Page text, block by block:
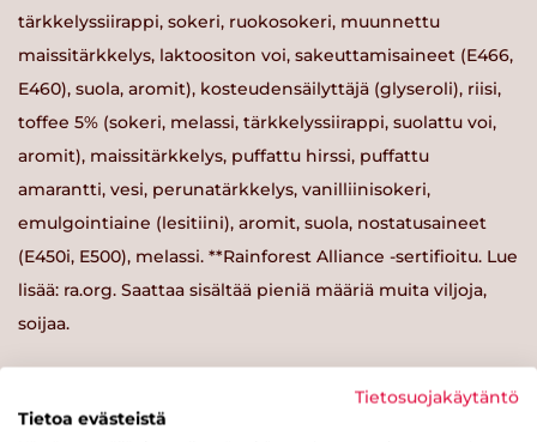
tärkkelyssiirappi, sokeri, ruokosokeri, muunnettu
maissitärkkelys, laktoositon voi, sakeuttamisaineet (E466,
E460), suola, aromit), kosteudensäilyttäjä (glyseroli), riisi,
toffee 5% (sokeri, melassi, tärkkelyssiirappi, suolattu voi,
aromit), maissitärkkelys, puffattu hirssi, puffattu
amarantti, vesi, perunatärkkelys, vanilliinisokeri,
emulgointiaine (lesitiini), aromit, suola, nostatusaineet
(E450i, E500), melassi. **Rainforest Alliance -sertifioitu. Lue
lisää: ra.org. Saattaa sisältää pieniä määriä muita viljoja,
soijaa.
Tietosuojakäytäntö
Tietoa evästeistä